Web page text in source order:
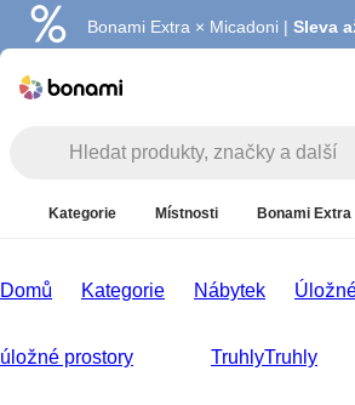
Bonami Extra × Micadoni | Sleva
Summer Sale | Ušetřete až 40 %
Kategorie Místnosti Bonami Extra
Domů Kategorie Nábytek
úložné prostory TruhlyTruhly